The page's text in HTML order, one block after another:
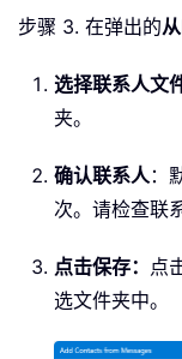
步骤 3. 在弹出的
选择联系人文
夹。
确认联系人：
次。请检查联
点击保存： 点
选文件夹中。